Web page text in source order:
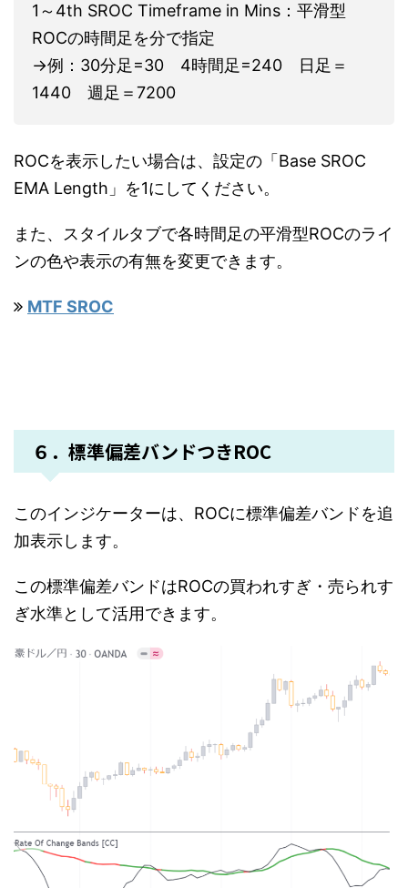
1～4th SROC Timeframe in Mins：平滑型
ROCの時間足を分で指定
→例：30分足=30 4時間足=240 日足＝
1440 週足＝7200
ROCを表示したい場合は、設定の「Base SROC
EMA Length」を1にしてください。
また、スタイルタブで各時間足の平滑型ROCのライ
ンの色や表示の有無を変更できます。
MTF SROC
６．標準偏差バンドつきROC
このインジケーターは、ROCに標準偏差バンドを追
加表示します。
この標準偏差バンドはROCの買われすぎ・売られす
ぎ水準として活用できます。